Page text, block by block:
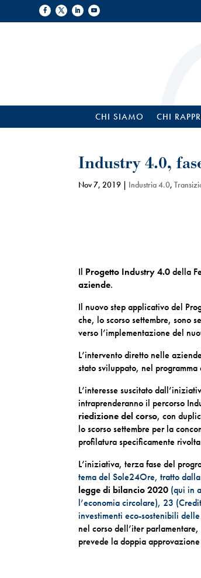
CHI SIAMO CHI
Industry 4.0,
Nov 7, 2019 Industria 4.0,
Il Progetto Industry 4.0della
aziende.
Il nuovo step applicativo del
che, lo scorso settembre, sono
verso l’implementazione del
L’intervento diretto nelle
stato sviluppato, nel
L’interesse suscitato
intraprenderanno il percorso
riedizione del corso, con
lo scorso settembre per la
profilatura specificamente
L’iniziativa, terza fase del
tema del Sole24Ore, tratto
legge di bilancio 2020 (qui in
l’economia circolare), 23
investimenti eco-sostenibili
nel corso dell’iter
prevede la doppia